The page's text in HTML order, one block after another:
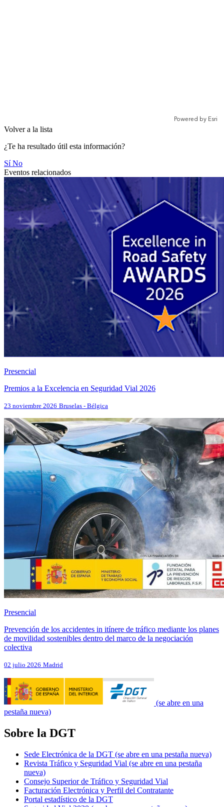
Volver a la lista
¿Te ha resultado útil esta información?
SíNo
Eventos relacionados
Presencial
Premios a la Excelencia en Seguridad Vial 2026
23 noviembre 2026 Bruselas - Bélgica
Presencial
Prevención de los accidentes in itínere de tráfico mediante los planes
de movilidad sostenibles dentro del marco de la negociación
colectiva
02 julio 2026 Madrid
(se abre en una
pestaña nueva)
Sobre la DGT
Sede Electrónica de la DGT (se abre en una pestaña nueva)
Revista Tráfico y Seguridad Vial (se abre en una pestaña
nueva)
Consejo Superior de Tráfico y Seguridad Vial
Facturación Electrónica y Perfil del Contratante
Portal estadístico de la DGT